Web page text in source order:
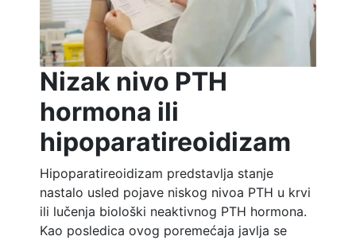
Nizak nivo PTH
hormona ili
hipoparatireoidizam
Hipoparatireoidizam predstavlja stanje
nastalo usled pojave niskog nivoa PTH u krvi
ili lučenja biološki neaktivnog PTH hormona.
Kao posledica ovog poremećaja javlja se